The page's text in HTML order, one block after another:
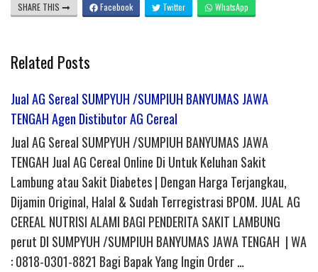
SHARE THIS Facebook Twitter WhatsApp
Related Posts
Jual AG Sereal SUMPYUH /SUMPIUH BANYUMAS JAWA
TENGAH Agen Distibutor AG Cereal
Jual AG Sereal SUMPYUH /SUMPIUH BANYUMAS JAWA
TENGAH Jual AG Cereal Online Di Untuk Keluhan Sakit
Lambung atau Sakit Diabetes | Dengan Harga Terjangkau,
Dijamin Original, Halal & Sudah Terregistrasi BPOM. JUAL AG
CEREAL NUTRISI ALAMI BAGI PENDERITA SAKIT LAMBUNG
perut DI SUMPYUH /SUMPIUH BANYUMAS JAWA TENGAH | WA
: 0818-0301-8821 Bagi Bapak Yang Ingin Order …